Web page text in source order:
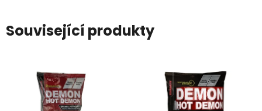
Související produkty